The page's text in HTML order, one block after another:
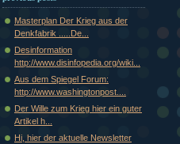
Masterplan Der Krieg aus der
Denkfabrik .....De...
Desinformation
http://www.disinfopedia.org/wiki...
Aus dem Spiegel Forum:
http://www.washingtonpost....
Der Wille zum Krieg hier ein guter
Artikel h...
Hi, hier der aktuelle Newsletter